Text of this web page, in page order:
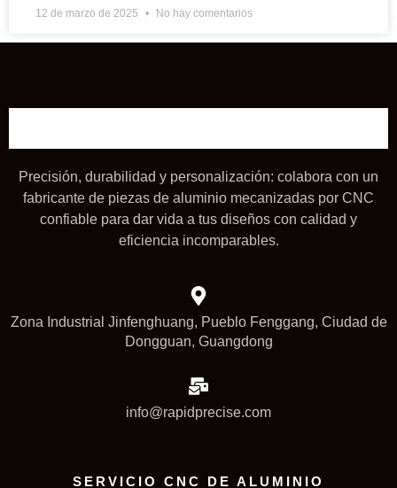
12 de marzo de 2025 No hay comentarios
Precisión, durabilidad y personalización: colabora con un
fabricante de piezas de aluminio mecanizadas por CNC
confiable para dar vida a tus diseños con calidad y
eficiencia incomparables.
Zona Industrial Jinfenghuang, Pueblo Fenggang, Ciudad de
Dongguan, Guangdong
info@rapidprecise.com
SERVICIO CNC DE ALUMINIO